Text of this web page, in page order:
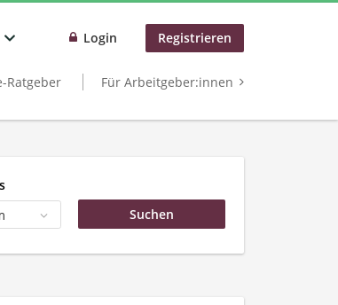
Login Registrieren
Ratgeber Für Arbeitgeber:innen